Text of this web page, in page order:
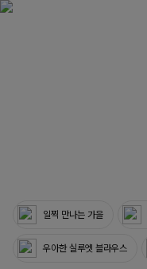
일찍 만나는 가을
우아한 실루엣 블라우스